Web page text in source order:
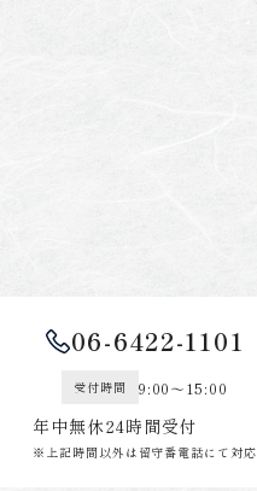
06-6422-1101
受付時間 9:00～15:00
年中無休24時間受付
※上記時間以外は留守番電話にて対応